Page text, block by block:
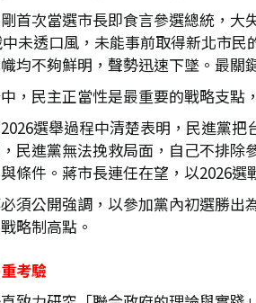
首次當選市長即食言參選總統，
未透口風，未能事前取得新北市
均不夠鮮明，聲勢迅速下墜。最關
，民主正當性是最重要的戰略支點
選舉過程中清楚表明，民進黨
民進黨無法挽救局面，自己不排
條件。蔣市長連任在望，以2026
須公開強調，以參加黨內初選勝
略制高點。
考驗